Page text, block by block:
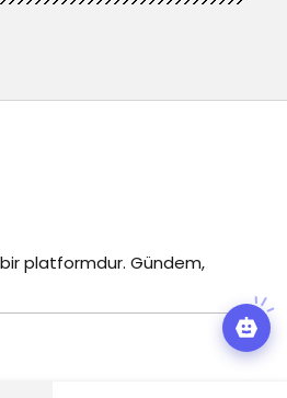
platformdur. Gündem,